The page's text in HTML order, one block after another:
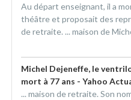
Au départ enseignant, il a
théâtre et proposait des
de retraite. ... maison de
Michel Dejeneffe, le
mort à 77 ans - Yahoo
... maison de retraite. Son